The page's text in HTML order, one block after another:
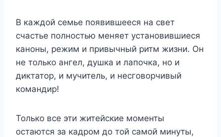
В каждой семье появившееся на свет
счастье полностью меняет установившиеся
каноны, режим и привычный ритм жизни. Он
не только ангел, душка и лапочка, но и
диктатор, и мучитель, и несговорчивый
командир!
Только все эти житейские моменты
остаются за кадром до той самой минуты,